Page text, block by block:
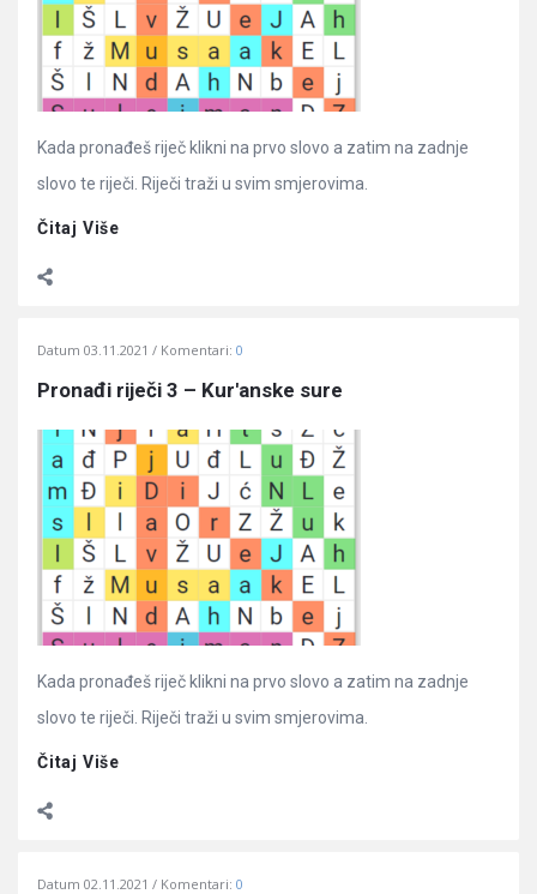
Kada pronađeš riječ klikni na prvo slovo a zatim na zadnje
slovo te riječi. Riječi traži u svim smjerovima.
Čitaj Više
Datum 03.11.2021 Komentari: 0
Pronađi riječi 3 – Kur'anske sure
Kada pronađeš riječ klikni na prvo slovo a zatim na zadnje
slovo te riječi. Riječi traži u svim smjerovima.
Čitaj Više
Datum 02.11.2021 Komentari: 0